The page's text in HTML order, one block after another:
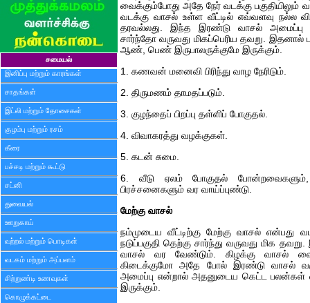
சமையல்
இனிப்பு மற்றும் காரங்கள்
சாதங்கள்
இட்லி மற்றும் தோசைகள்
குழம்பு மற்றும் ரசம்
கீரை
பச்சடி மற்றும் கூட்டு
சட்னி
துவையல்
ஊறுகாய்
வற்றல் மற்றும் பொடிகள்
வடகம் மற்றும் அப்பளம்
சிற்றுண்டி உணவுகள்
கொழுக்கட்டை
வைக்கும்போது அதே நேர் வடக்கு பகுதியிலும்
வடக்கு வாசல் உள்ள வீட்டில் எவ்வளவு நல்ல
தரவல்லது. இந்த இரண்டு வாசல் அமைப்பு
சார்ந்தோ வருவது மிகப்பெரிய தவறு.
ஆண், பெண் இருபாலருக்குமே இருக்கும்.
1. கணவன் மனைவி பிரிந்து வாழ நேரிடும்.
2. திருமணம் தாமதப்படும்.
3. குழந்தைப் பிறப்பு தள்ளிப் போகுதல்.
4. விவாகரத்து வழக்குகள்.
5. கடன் சுமை.
6. வீடு ஏலம் போகுதல் போன்றவைகளும்,
பிரச்சனைகளும் வர வாய்ப்புண்டு.
மேற்கு வாசல்
நம்முடைய வீட்டிற்கு மேற்கு வாசல் என்பது
நடுப்பகுதி தெற்கு சார்ந்து வருவது மிக
வாசல் வர வேண்டும். கிழக்கு வாசல்
கிடைக்குமோ அதே போல் இரண்டு வாசல்
அமைப்பு என்றால் அதனுடைய கெட்ட
இருக்கும்.